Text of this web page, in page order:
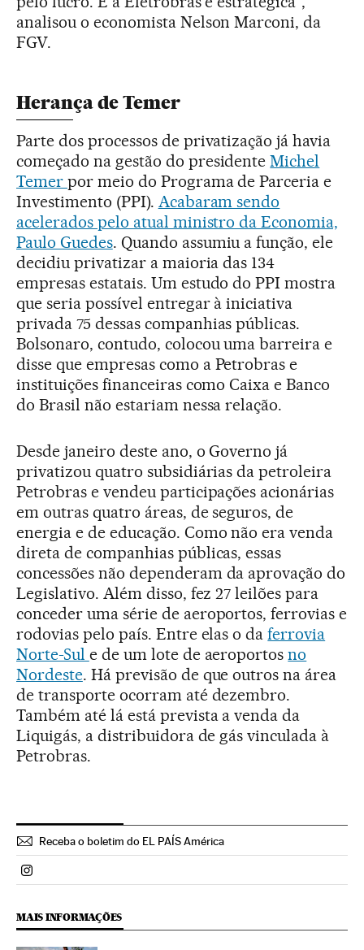
analisou o economista Nelson Marconi, da
FGV.
Herança de Temer
Parte dos processos de privatização já havia
começado na gestão do presidenteMichel
Temer por meio do Programa de Parceria e
Investimento (PPI). Acabaram sendo
acelerados pelo atual ministro da Economia,
Paulo Guedes. Quando assumiu a função, ele
decidiu privatizar a maioria das 134
empresas estatais. Um estudo do PPI mostra
que seria possível entregar à iniciativa
privada 75 dessas companhias públicas.
Bolsonaro, contudo, colocou uma barreira e
disse que empresas como a Petrobras e
instituições financeiras como Caixa e Banco
do Brasil não estariam nessa relação.
Desde janeiro deste ano, o Governo já
privatizou quatro subsidiárias da petroleira
Petrobras e vendeu participações acionárias
em outras quatro áreas, de seguros, de
energia e de educação. Como não era venda
direta de companhias públicas, essas
concessões não dependeram da aprovação do
Legislativo. Além disso, fez 27 leilões para
conceder uma série de aeroportos, ferrovias e
rodovias pelo país. Entre elas o daferrovia
Norte-Sul e de um lote de aeroportosno
Nordeste. Há previsão de que outros na área
de transporte ocorram até dezembro.
Também até lá está prevista a venda da
Liquigás, a distribuidora de gás vinculada à
Petrobras.
Receba o boletim do EL PAÍS América
Politica El País Brasil en Instagram
MAIS INFORMAÇÕES